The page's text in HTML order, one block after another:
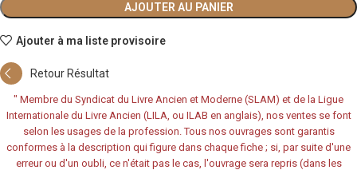
AJOUTER AU PANIER
Ajouter à ma liste provisoire
Retour Résultat
" Membre du Syndicat du Livre Ancien et Moderne (SLAM) et de la Ligue
Internationale du Livre Ancien (LILA, ou ILAB en anglais), nos ventes se font
selon les usages de la profession. Tous nos ouvrages sont garantis
conformes à la description qui figure dans chaque fiche ; si, par suite d'une
erreur ou d'un oubli, ce n'était pas le cas, l'ouvrage sera repris (dans les